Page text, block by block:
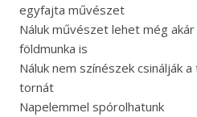
egyfajta művészet
Náluk művészet lehet még akár
földmunka is
Náluk nem színészek csinálják
tornát
Napelemmel spórolhatunk